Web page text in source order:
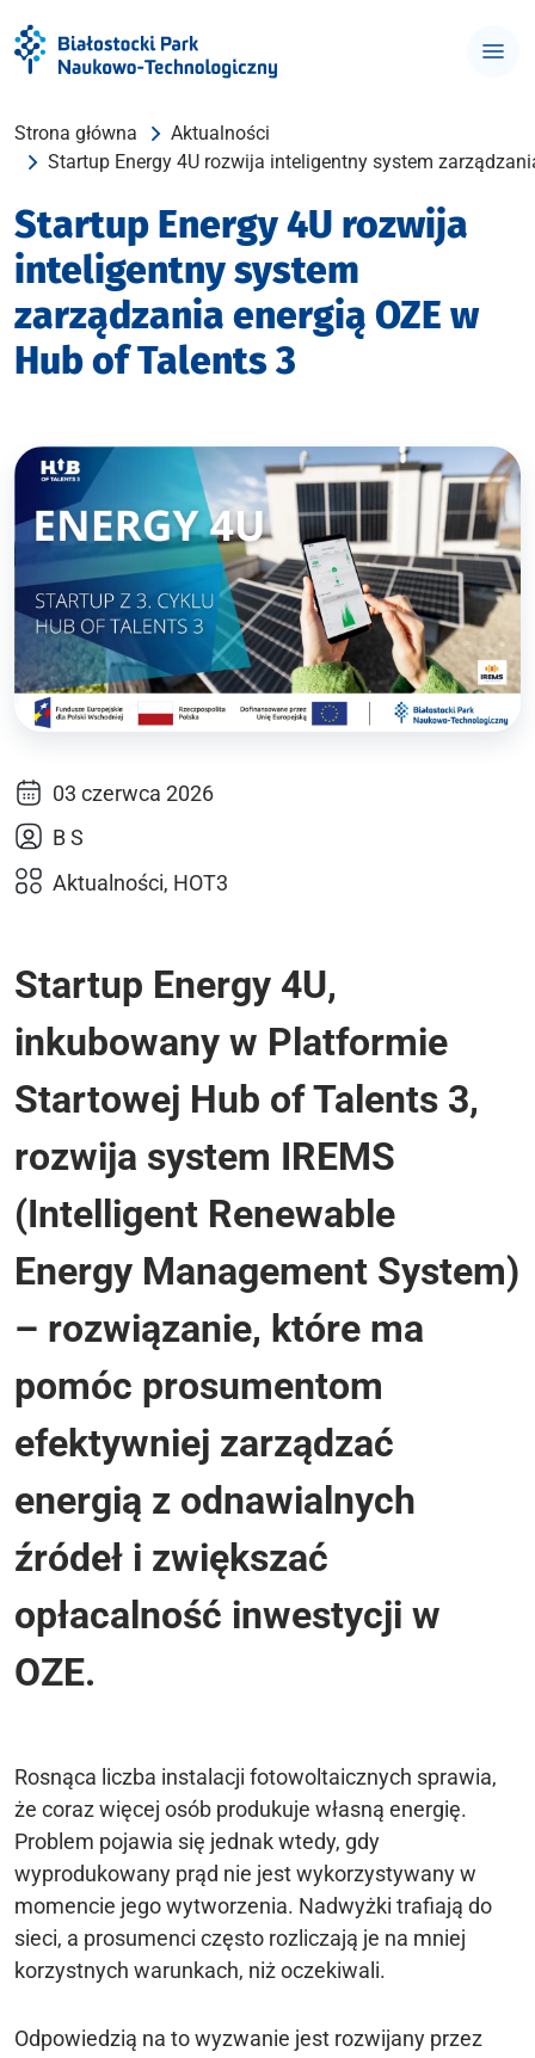
Strona główna
Aktualności
Startup Energy 4U rozwija inteligentny system
Startup Energy 4U rozwija
inteligentny system
zarządzania energią OZE w
Hub of Talents 3
03 czerwca 2026
B S
Aktualności, HOT3
Startup Energy 4U,
inkubowany w Platformie
Startowej Hub of Talents 3,
rozwija system IREMS
(Intelligent Renewable
Energy Management System)
– rozwiązanie, które ma
pomóc prosumentom
efektywniej zarządzać
energią z odnawialnych
źródeł i zwiększać
opłacalność inwestycji w
OZE.
Rosnąca liczba instalacji fotowoltaicznych sprawia,
że coraz więcej osób produkuje własną energię.
Problem pojawia się jednak wtedy, gdy
wyprodukowany prąd nie jest wykorzystywany w
momencie jego wytworzenia. Nadwyżki trafiają do
sieci, a prosumenci często rozliczają je na mniej
korzystnych warunkach, niż oczekiwali.
Odpowiedzią na to wyzwanie jest rozwijany przez